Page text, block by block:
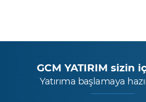
GCM YATIRIM sizin
Yatırıma başlamaya